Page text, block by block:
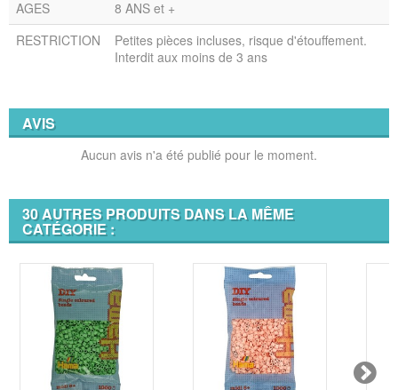
AGES
8 ANS et +
RESTRICTION
Petites pièces incluses, risque d'étouffement.
Interdit aux moins de 3 ans
AVIS
Aucun avis n'a été publié pour le moment.
30 AUTRES PRODUITS DANS LA MÊME
CATÉGORIE :